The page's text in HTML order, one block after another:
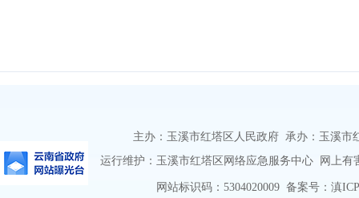
主办：玉溪市红塔区人民政府 承办：玉溪市
运行维护：玉溪市红塔区网络应急服务中心 网上有
网站标识码：5304020009备案号：滇